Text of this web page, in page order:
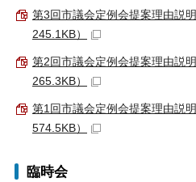
第3回市議会定例会提案理由説
245.1KB）
第2回市議会定例会提案理由説
265.3KB）
第1回市議会定例会提案理由説
574.5KB）
臨時会